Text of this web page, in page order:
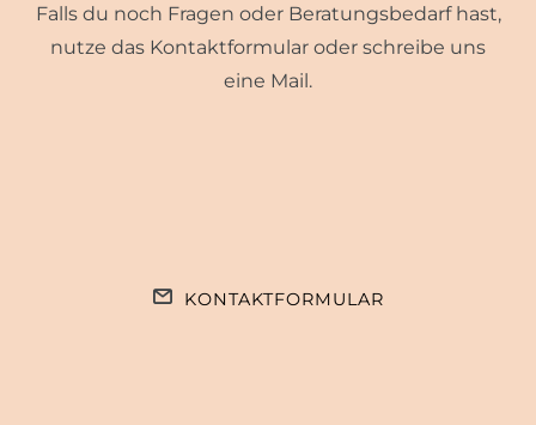
Falls du noch Fragen oder Beratungsbedarf hast,
nutze das Kontaktformular oder schreibe uns
eine Mail.
KONTAKTFORMULAR